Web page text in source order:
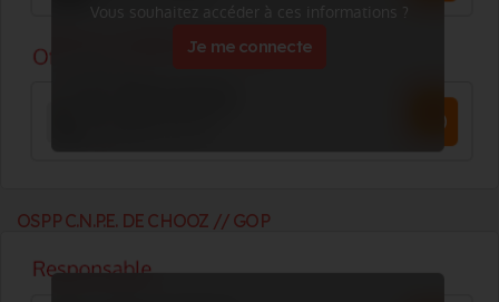
Vous souhaitez accéder à ces informations ?
Je me connecte
OSPP C.N.P.E. DE CHOOZ // GOP